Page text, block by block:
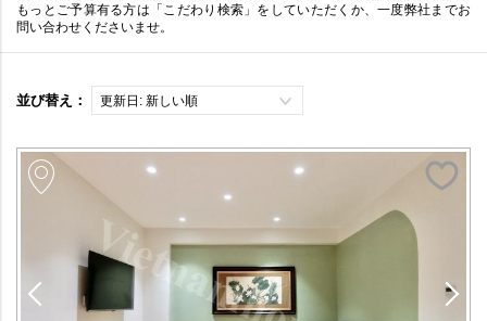
もっとご予算有る方は「こだわり検索」をしていただくか、一度弊社までお
問い合わせくださいませ。
並び替え： 更新日: 新しい順